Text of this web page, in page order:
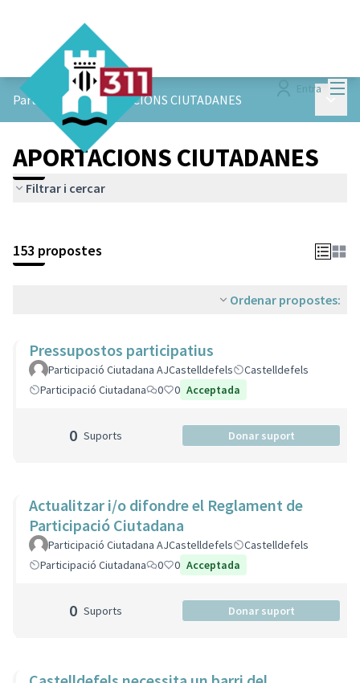
Entra
ParticiPAM! /APORTACIONS CIUTADANES
APORTACIONS CIUTADANES
Filtrar i cercar
153 propostes
Ordenar propostes:
Pressupostos participatius
Participació Ciutadana AJCastelldefels
Castelldefels
Participació Ciutadana
0 0 Acceptada
0 Suports Donar suport
Actualitzar i/o difondre el Reglament de
Participació Ciutadana
Participació Ciutadana AJCastelldefels
Castelldefels
Participació Ciutadana
0 0 Acceptada
0 Suports Donar suport